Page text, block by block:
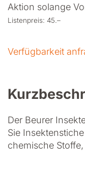
Aktion solange
Listenpreis: 45.–
Verfügbarkeit
Der Beurer
Sie
chemische